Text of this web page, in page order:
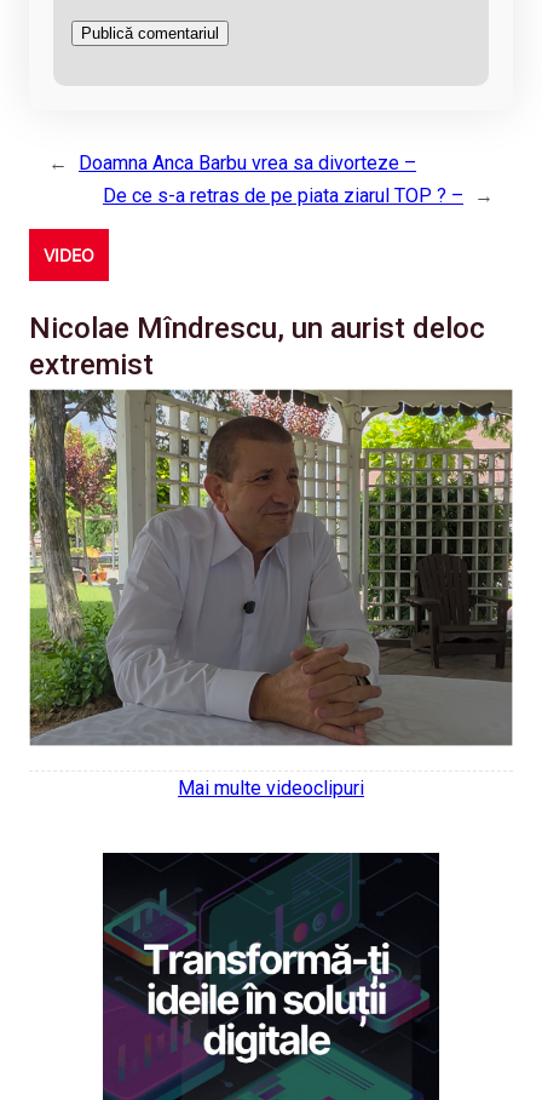
←
Doamna Anca Barbu vrea sa divorteze –
De ce s-a retras de pe piata ziarul TOP ? –
→
VIDEO
Nicolae Mîndrescu, un aurist deloc
extremist
Mai multe videoclipuri